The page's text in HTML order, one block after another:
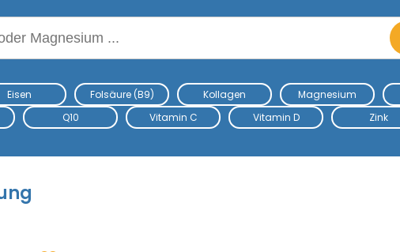
Eisen Folsäure (B9) Kollagen Magnesium
Q10 Vitamin C Vitamin D Zink